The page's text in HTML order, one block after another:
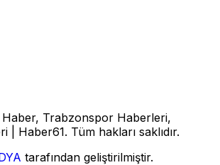
Trabzonspor Haberleri,
| Haber61. Tüm hakları saklıdır.
tarafından geliştirilmiştir.